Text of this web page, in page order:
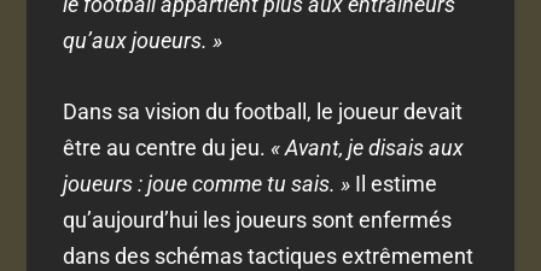
qu’aux joueurs. »
Dans sa vision du football, le joueur devait
être au centre du jeu.« Avant, je disais aux
joueurs : joue comme tu sais. » Il estime
qu’aujourd’hui les joueurs sont enfermés
dans des schémas tactiques extrêmement